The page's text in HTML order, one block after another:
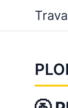
contenu